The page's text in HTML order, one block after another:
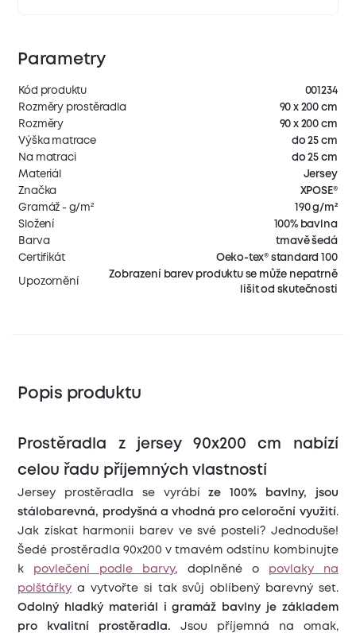
Parametry
Kód produktu
001234
Rozměry prostěradla
90 x 200 cm
Rozměry
90 x 200 cm
Výška matrace
do 25 cm
Na matraci
do 25 cm
Materiál
Jersey
Značka
XPOSE®
Gramáž - g/m²
190 g/m²
Složení
100% bavlna
Barva
tmavě šedá
Certifikát
Oeko-tex® standard 100
Upozornění
Zobrazení barev produktu se může nepatrně
lišit od skutečnosti
Popis produktu
Prostěradla z jersey 90x200 cm nabízí
celou řadu příjemných vlastností
Jersey prostěradla se vyrábí
ze 100% bavlny, jsou
stálobarevná, prodyšná a vhodná pro celoroční využití.
Jak získat harmonii barev ve své posteli? Jednoduše!
Šedé prostěradla 90x200 v tmavém odstínu kombinujte
k povlečení podle barvy, doplněné o
povlaky na
polštářky a vytvořte si tak svůj oblíbený barevný set.
Odolný hladký materiál i gramáž bavlny je základem
pro kvalitní prostěradla. Jsou příjemná na omak,